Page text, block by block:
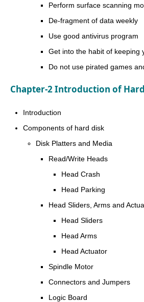
Perform surface scanning
De-fragment of data weekly
Use good antivirus program
Get into the habit of keeping
Do not use pirated games
Chapter-2 Introduction of
Introduction
Components of hard disk
Disk Platters and Media
Read/Write Heads
Head Crash
Head Parking
Head Sliders, Arms and
Head Sliders
Head Arms
Head Actuator
Spindle Motor
Connectors and Jumpers
Logic Board